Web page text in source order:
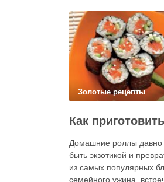
Золотые рецепты
Домашние роллы давно
быть экзотикой и
из самых популярных
семейного ужина,